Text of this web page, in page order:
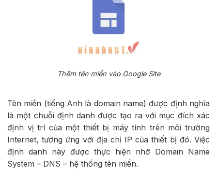
Thêm tên miền vào Google Site
Tên miền (tiếng Anh là domain name) được định nghĩa
là một chuỗi định danh được tạo ra với mục đích xác
định vị trí của một thiết bị máy tính trên môi trường
Internet, tương ứng với địa chỉ IP của thiết bị đó. Việc
định danh này được thực hiện nhờ Domain Name
System – DNS – hệ thống tên miền.